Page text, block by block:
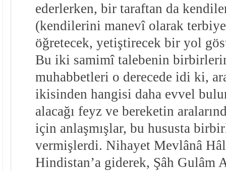
ederlerken, bir taraftan da
(kendilerini manevî olarak
öğretecek, yetiştirecek bir yol
Bu iki samimî talebenin
muhabbetleri o derecede idi ki,
ikisinden hangisi daha evvel
alacağı feyz ve bereketin
için anlaşmışlar, bu hususta
vermişlerdi. Nihayet Mevlânâ
Hindistan’a giderek, Şâh Gulâm